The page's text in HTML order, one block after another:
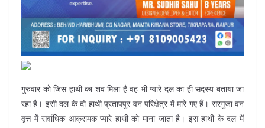
गुरुवार को जिस हाथी का शव मिला है वह भी प्यारे दल का ही सदस्य बताया जा
रहा है। इसी दल के दो हाथी प्रतापपुर वन परिक्षेत्र में मारे गए हैं। सरगुजा वन
वृत्त में सर्वाधिक आक्रामक प्यारे हाथी को माना जाता है। इस हाथी के दल में